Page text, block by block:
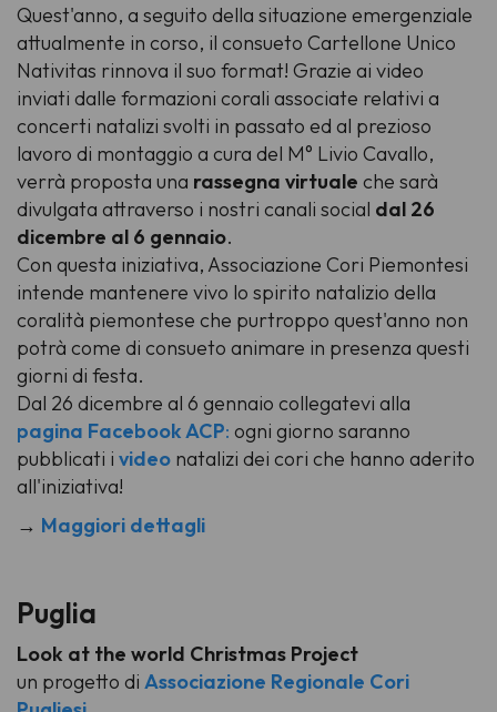
Quest'anno, a seguito della situazione emergenziale
attualmente in corso, il consueto Cartellone Unico
Nativitas rinnova il suo format! Grazie ai video
inviati dalle formazioni corali associate relativi a
concerti natalizi svolti in passato ed al prezioso
lavoro di montaggio a cura del M° Livio Cavallo,
verrà proposta una rassegna virtuale che sarà
divulgata attraverso i nostri canali social dal 26
dicembre al 6 gennaio.
Con questa iniziativa, Associazione Cori Piemontesi
intende mantenere vivo lo spirito natalizio della
coralità piemontese che purtroppo quest'anno non
potrà come di consueto animare in presenza questi
giorni di festa.
Dal 26 dicembre al 6 gennaio collegatevi alla
pagina Facebook ACP: ogni giorno saranno
pubblicati i video natalizi dei cori che hanno aderito
all'iniziativa!
→ Maggiori dettagli
Puglia
Look at the world Christmas Project
un progetto di Associazione Regionale Cori